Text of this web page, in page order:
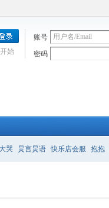
账号
密码
始
哭 炅言炅语 快乐店会服 抱抱